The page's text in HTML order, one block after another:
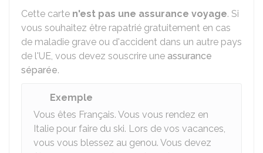
Cette carte n'est pas une assurance voyage. Si
vous souhaitez être rapatrié gratuitement en cas
de maladie grave ou d'accident dans un autre pays
de l'UE, vous devez souscrire une assurance
séparée.
Exemple
Vous êtes Français. Vous vous rendez en
Italie pour faire du ski. Lors de vos vacances,
vous vous blessez au genou. Vous devez